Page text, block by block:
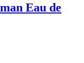
Eau de